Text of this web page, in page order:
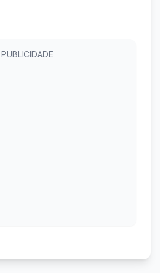
PUBLICIDADE